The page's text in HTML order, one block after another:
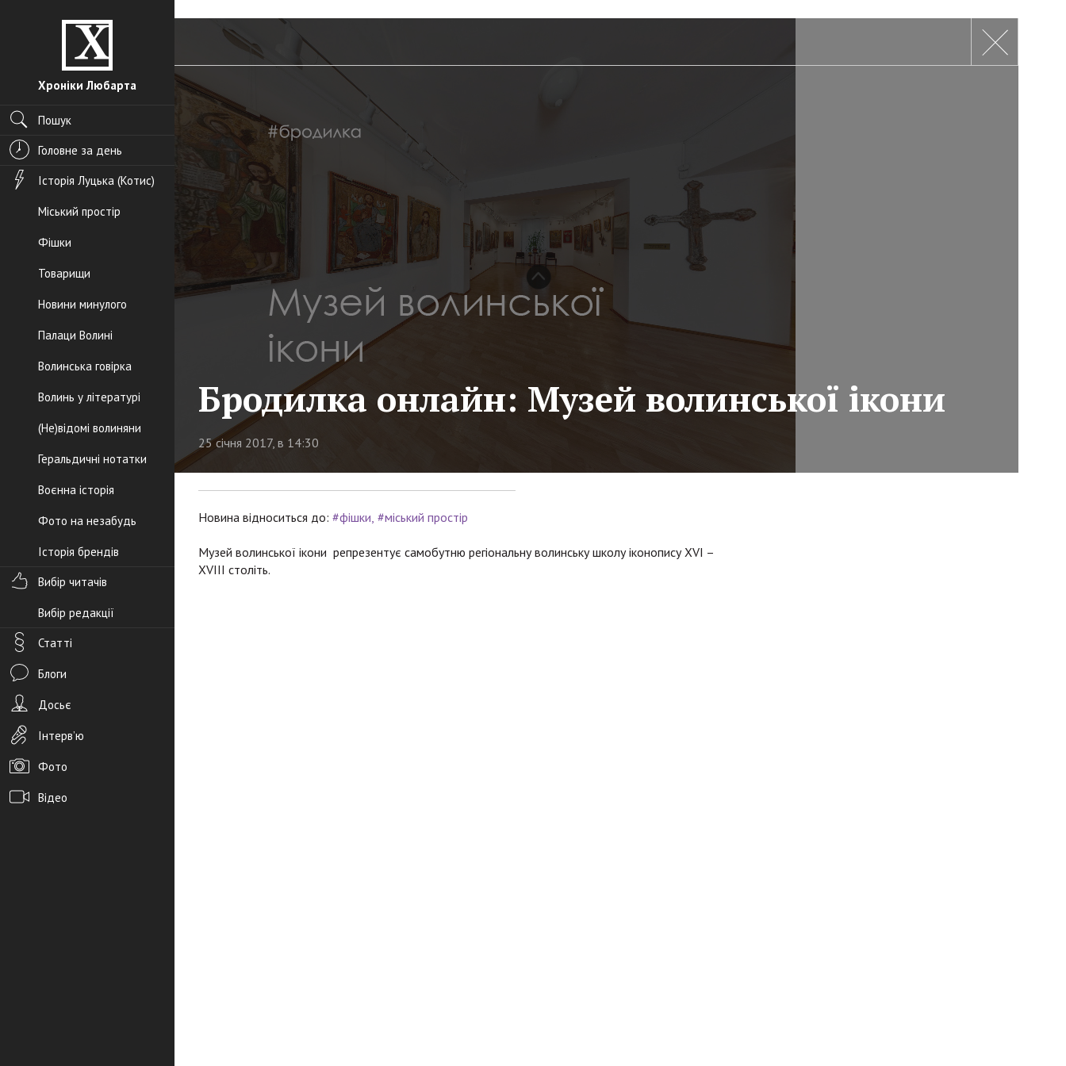
Хроніки Любарта
Пошук
Головне за день
Історія Луцька (Котис)
Міський простір
Фішки
Товарищи
Новини минулого
Палаци Волині
Волинська говірка
Волинь у літературі
(Не)відомі волиняни
Геральдичні нотатки
Воєнна історія
Фото на незабудь
Історія брендів
Вибір читачів
Вибір редакції
Статті
Блоги
Досьє
Інтерв’ю
Фото
Відео
Бродилка онлайн: Музей волинської ікони
25 січня 2017, в 14:30
Новина відноситься до: #фішки #міський простір
Музей волинської ікони репрезентує самобутню регіональну волинську школу іконопису XVI –
XVIII століть.